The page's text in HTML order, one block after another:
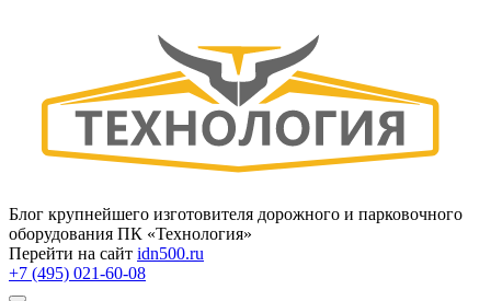
Блог крупнейшего изготовителя дорожного и парковочного
оборудования ПК «Технология»
Перейти на сайт idn500.ru
+7 (495) 021-60-08